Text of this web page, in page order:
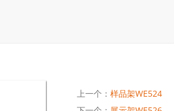
上一个： 样品架WE524